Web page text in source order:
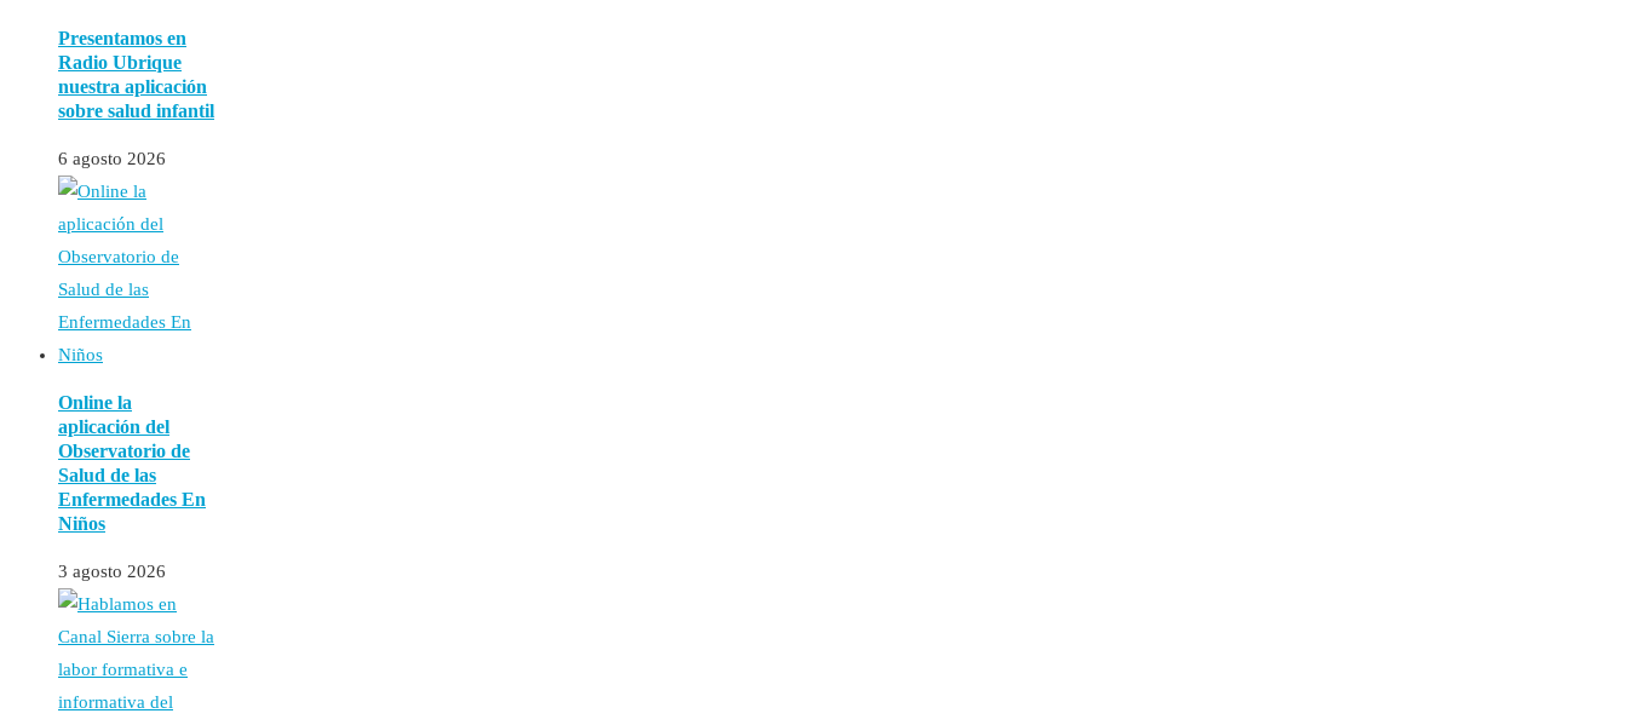
Presentamos en
Radio Ubrique
nuestra aplicación
sobre salud infantil
6 agosto 2026
Online la
aplicación del
Observatorio de
Salud de las
Enfermedades En
Niños
3 agosto 2026